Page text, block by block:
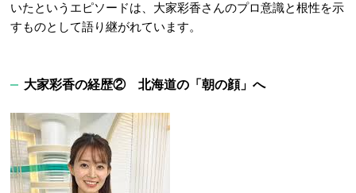
いたというエピソードは、大家彩香さんのプロ意識と根性を示
すものとして語り継がれています。
大家彩香の経歴② 北海道の「朝の顔」へ